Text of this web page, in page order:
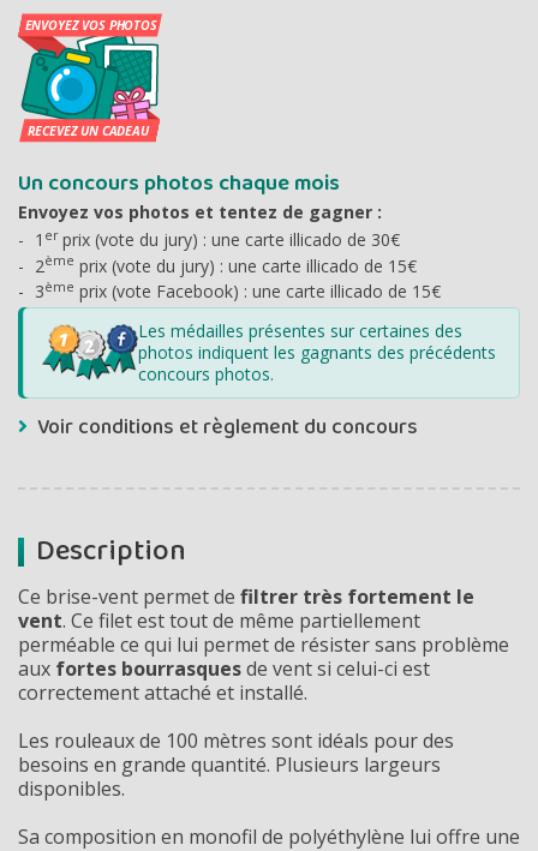
Un concours photos chaque mois
Envoyez vos photos et tentez de gagner :
1 erprix (vote du jury) : une carte illicado de 30€
2ème prix (vote du jury) : une carte illicado de 15€
3ème prix (vote Facebook) : une carte illicado de 15€
Les médailles présentes sur certaines des
photos indiquent les gagnants des précédents
concours photos.
Voir conditions et règlement du concours
Description
Ce brise-vent permet de filtrer très fortement le
vent. Ce filet est tout de même partiellement
perméable ce qui lui permet de résister sans problème
aux fortes bourrasquesde vent si celui-ci est
correctement attaché et installé.
Les rouleaux de 100 mètres sont idéals pour des
besoins en grande quantité. Plusieurs largeurs
disponibles.
Sa composition en monofil de polyéthylène lui offre une